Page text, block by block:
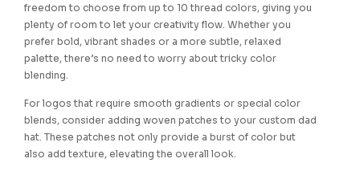
freedom to choose from up to 10 thread colors, giving you
plenty of room to let your creativity flow. Whether you
prefer bold, vibrant shades or a more subtle, relaxed
palette, there’s no need to worry about tricky color
blending.
For logos that require smooth gradients or special color
blends, consider adding woven patches to your custom dad
hat. These patches not only provide a burst of color but
also add texture, elevating the overall look.